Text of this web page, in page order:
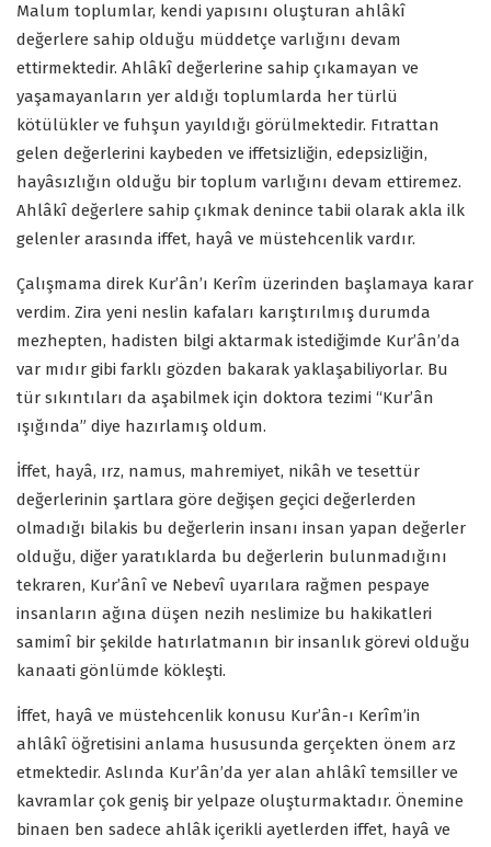
Malum toplumlar, kendi yapısını oluşturan ahlâkî
değerlere sahip olduğu müddetçe varlığını devam
ettirmektedir. Ahlâkî değerlerine sahip çıkamayan ve
yaşamayanların yer aldığı toplumlarda her türlü
kötülükler ve fuhşun yayıldığı görülmektedir. Fıtrattan
gelen değerlerini kaybeden ve iffetsizliğin, edepsizliğin,
hayâsızlığın olduğu bir toplum varlığını devam ettiremez.
Ahlâkî değerlere sahip çıkmak denince tabii olarak akla ilk
gelenler arasında iffet, hayâ ve müstehcenlik vardır.
Çalışmama direk Kur’ân’ı Kerîm üzerinden başlamaya karar
verdim. Zira yeni neslin kafaları karıştırılmış durumda
mezhepten, hadisten bilgi aktarmak istediğimde Kur’ân’da
var mıdır gibi farklı gözden bakarak yaklaşabiliyorlar. Bu
tür sıkıntıları da aşabilmek için doktora tezimi “Kur’ân
ışığında” diye hazırlamış oldum.
İffet, hayâ, ırz, namus, mahremiyet, nikâh ve tesettür
değerlerinin şartlara göre değişen geçici değerlerden
olmadığı bilakis bu değerlerin insanı insan yapan değerler
olduğu, diğer yaratıklarda bu değerlerin bulunmadığını
tekraren, Kur’ânî ve Nebevî uyarılara rağmen pespaye
insanların ağına düşen nezih neslimize bu hakikatleri
samimî bir şekilde hatırlatmanın bir insanlık görevi olduğu
kanaati gönlümde kökleşti.
İffet, hayâ ve müstehcenlik konusu Kur’ân-ı Kerîm’in
ahlâkî öğretisini anlama hususunda gerçekten önem arz
etmektedir. Aslında Kur’ân’da yer alan ahlâkî temsiller ve
kavramlar çok geniş bir yelpaze oluşturmaktadır. Önemine
binaen ben sadece ahlâk içerikli ayetlerden iffet, hayâ ve